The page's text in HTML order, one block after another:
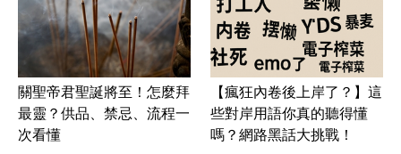
關聖帝君聖誕將至！怎麼拜
最靈？供品、禁忌、流程一
次看懂
【瘋狂內卷後上岸了？】這
些對岸用語你真的聽得懂
嗎？網路黑話大挑戰！